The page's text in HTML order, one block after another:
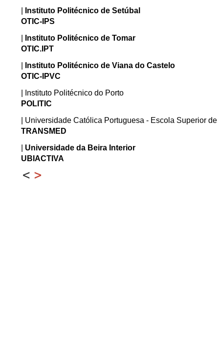
| Instituto Politécnico de Setúbal
OTIC-IPS
| Instituto Politécnico de Tomar
OTIC.IPT
| Instituto Politécnico de Viana do Castelo
OTIC-IPVC
| Instituto Politécnico do Porto
POLITIC
| Universidade Católica Portuguesa - Escola Superior
TRANSMED
| Universidade da Beira Interior
UBIACTIVA